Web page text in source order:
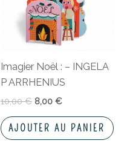
Imagier Noël : – INGELA
P ARRHENIUS
10,00€ 8,00 €
AJOUTER AU PANIER